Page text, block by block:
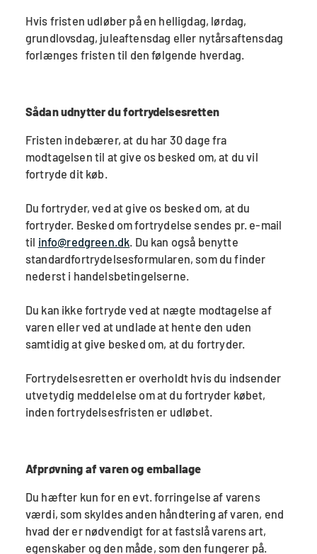
Hvis fristen udløber på en helligdag, lørdag,
grundlovsdag, juleaftensdag eller nytårsaftensdag
forlænges fristen til den følgende hverdag.
Sådan udnytter du fortrydelsesretten
Fristen indebærer, at du har 30 dage fra
modtagelsen til at give os besked om, at du vil
fortryde dit køb.
Du fortryder, ved at give os besked om, at du
fortryder. Besked om fortrydelse sendes pr. e-mail
til info@redgreen.dk. Du kan også benytte
standardfortrydelsesformularen, som du finder
nederst i handelsbetingelserne.
Du kan ikke fortryde ved at nægte modtagelse af
varen eller ved at undlade at hente den uden
samtidig at give besked om, at du fortryder.
Fortrydelsesretten er overholdt hvis du indsender
utvetydig meddelelse om at du fortryder købet,
inden fortrydelsesfristen er udløbet.
Afprøvning af varen og emballage
Du hæfter kun for en evt. forringelse af varens
værdi, som skyldes anden håndtering af varen, end
hvad der er nødvendigt for at fastslå varens art,
egenskaber og den måde, som den fungerer på.